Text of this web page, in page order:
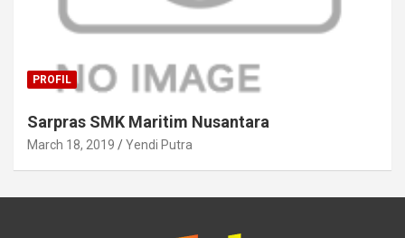
PROFIL
Sarpras SMK Maritim Nusantara
March 18, 2019 Yendi Putra